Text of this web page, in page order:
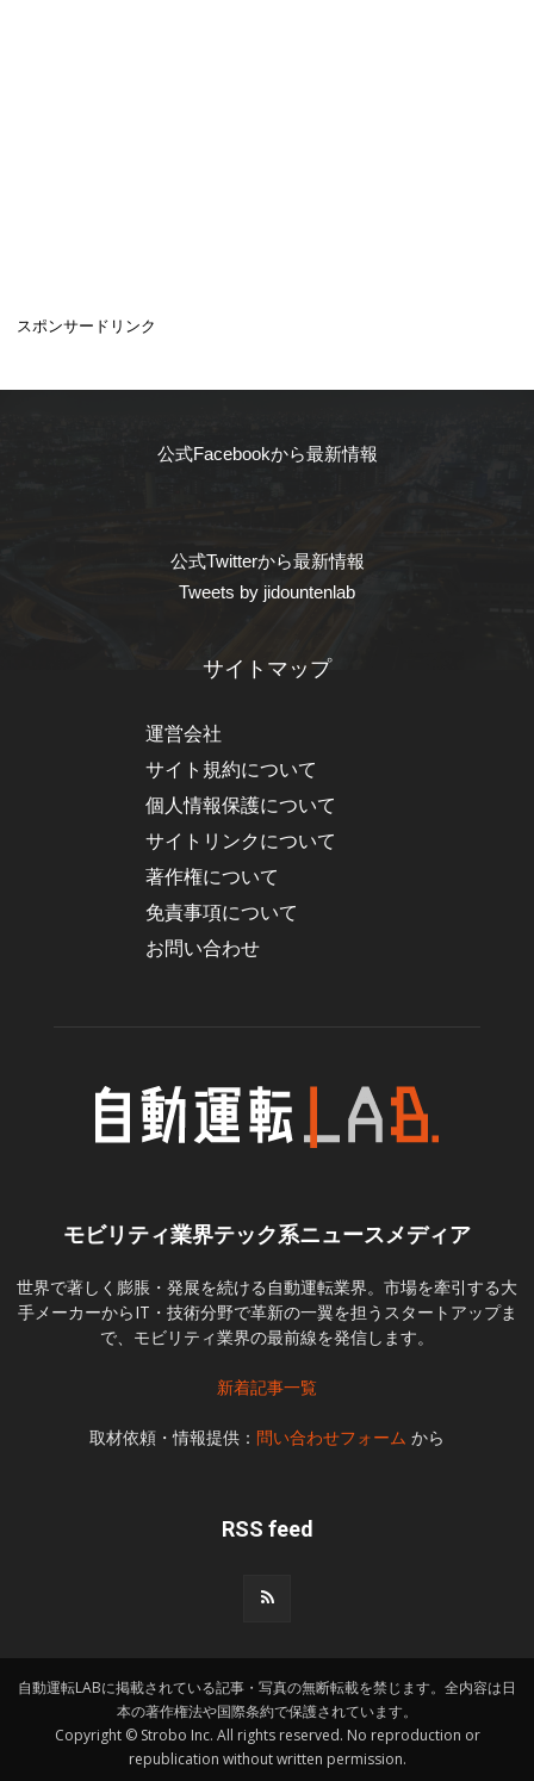
スポンサードリンク
公式Facebookから最新情報
公式Twitterから最新情報
Tweets by jidountenlab
サイトマップ
運営会社
サイト規約について
個人情報保護について
サイトリンクについて
著作権について
免責事項について
お問い合わせ
モビリティ業界テック系ニュースメディア
世界で著しく膨脹・発展を続ける自動運転業界。市場を牽引する大
手メーカーからIT・技術分野で革新の一翼を担うスタートアップま
で、モビリティ業界の最前線を発信します。
新着記事一覧
取材依頼・情報提供： 問い合わせフォーム から
RSS feed
自動運転LABに掲載されている記事・写真の無断転載を禁じます。全内容は日
本の著作権法や国際条約で保護されています。
Copyright © Strobo Inc. All rights reserved. No reproduction or
republication without written permission.